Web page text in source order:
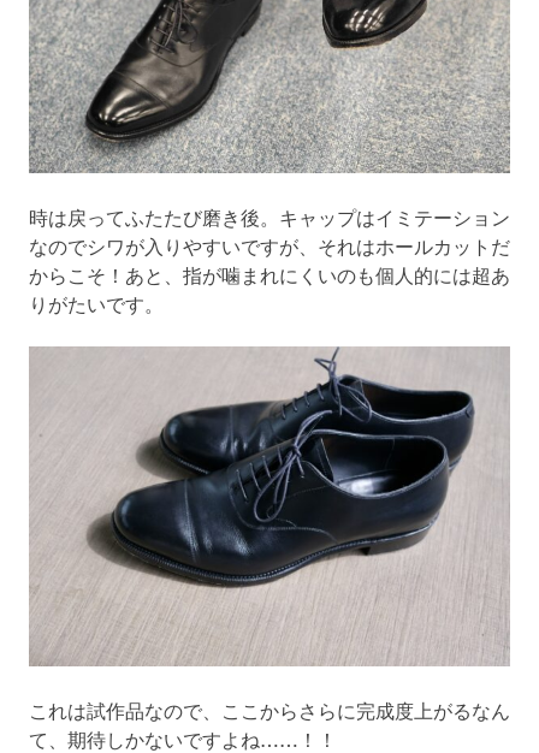
時は戻ってふたたび磨き後。キャップはイミテーション
なのでシワが入りやすいですが、それはホールカットだ
からこそ！あと、指が噛まれにくいのも個人的には超あ
りがたいです。
これは試作品なので、ここからさらに完成度上がるなん
て、期待しかないですよね……！！